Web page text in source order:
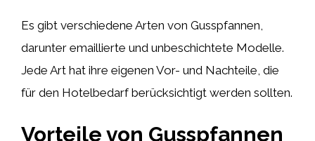
Es gibt verschiedene Arten von Gusspfannen,
darunter emaillierte und unbeschichtete Modelle.
Jede Art hat ihre eigenen Vor- und Nachteile, die
für den Hotelbedarf berücksichtigt werden sollten.
Vorteile von Gusspfannen